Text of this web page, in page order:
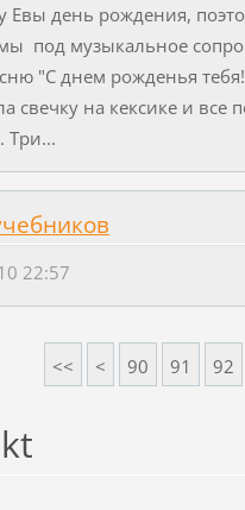
Евы день рождения,
под музыкальное
"С днем рожденья
свечку на кексике и все
Три...
22:57
<< < 90 91 92